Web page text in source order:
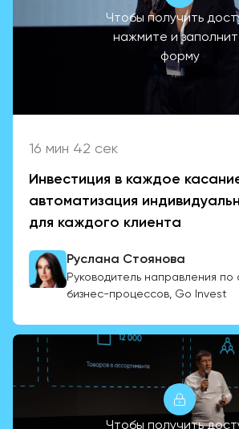
Чтобы получить
нажмите и
форму
16 мин 42 сек
Инвестиция в каждое
автоматизация
для каждого клиента
Руслана Стоянова
Руководитель направления по
бизнес-процессов, Go Invest
Чтобы получить